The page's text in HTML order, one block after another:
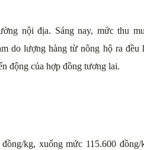
nội địa. Sáng nay, mức thu
do lượng hàng từ nông hộ ra đều
động của hợp đồng tương lai.
kg, xuống mức 115.600